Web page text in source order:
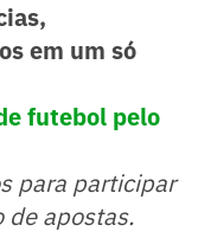
em um só
futebol pelo
para participar
de apostas.